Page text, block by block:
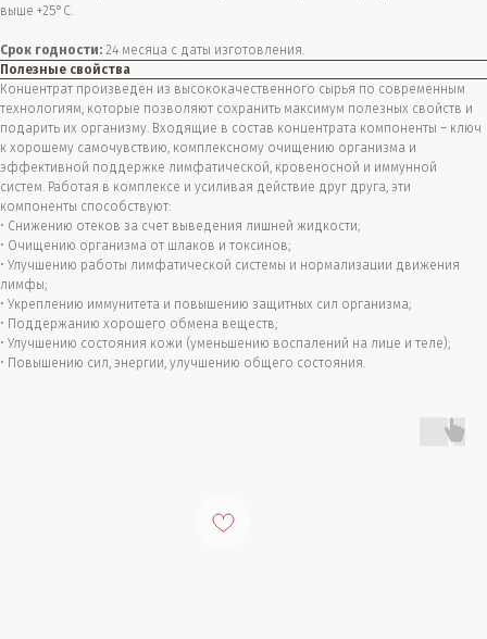
выше +25°С.
Срок годности: 24 месяца с даты изготовления.
Полезные свойства
Концентрат произведен из высококачественного сырья по современным
технологиям, которые позволяют сохранить максимум полезных свойств и
подарить их организму. Входящие в состав концентрата компоненты – ключ
к хорошему самочувствию, комплексному очищению организма и
эффективной поддержке лимфатической, кровеносной и иммунной
систем. Работая в комплексе и усиливая действие друг друга, эти
компоненты способствуют:
• Снижению отеков за счет выведения лишней жидкости;
• Очищению организма от шлаков и токсинов;
• Улучшению работы лимфатической системы и нормализации движения
лимфы;
• Укреплению иммунитета и повышению защитных сил организма;
• Поддержанию хорошего обмена веществ;
• Улучшению состояния кожи (уменьшению воспалений на лице и теле);
• Повышению сил, энергии, улучшению общего состояния.